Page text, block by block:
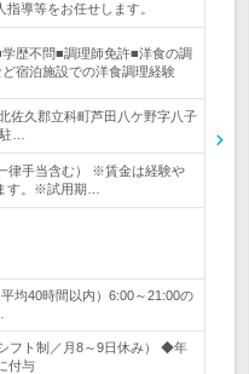
導等をお任せします。
歴不問■調理師免許■洋食の調
宿泊施設での洋食調理経験
佐久郡立科町芦田八ケ野字八子
…
律手当含む） ※賃金は経験や
す。※試用期…
均40時間以内）6:00～21:00の
フト制／月8～9日休み） ◆年
付与